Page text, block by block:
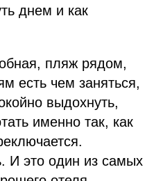
днем и как
пляж рядом,
есть чем заняться,
выдохнуть,
именно так, как
И это один из самых